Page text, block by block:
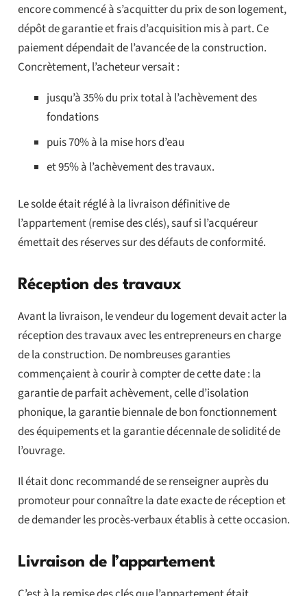
encore commencé à s’acquitter du prix de son logement,
dépôt de garantie et frais d’acquisition mis à part. Ce
paiement dépendait de l’avancée de la construction.
Concrètement, l’acheteur versait :
jusqu’à 35% du prix total à l’achèvement des
fondations
puis 70% à la mise hors d’eau
et 95% à l’achèvement des travaux.
Le solde était réglé à la livraison définitive de
l’appartement (remise des clés), sauf si l’acquéreur
émettait des réserves sur des défauts de conformité.
Réception des travaux
Avant la livraison, le vendeur du logement devait acter la
réception des travaux avec les entrepreneurs en charge
de la construction. De nombreuses garanties
commençaient à courir à compter de cette date : la
garantie de parfait achèvement, celle d’isolation
phonique, la garantie biennale de bon fonctionnement
des équipements et la garantie décennale de solidité de
l’ouvrage.
Il était donc recommandé de se renseigner auprès du
promoteur pour connaître la date exacte de réception et
de demander les procès-verbaux établis à cette occasion.
Livraison de l’appartement